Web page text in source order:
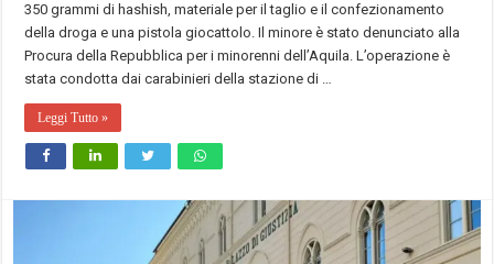
350 grammi di hashish, materiale per il taglio e il confezionamento
della droga e una pistola giocattolo. Il minore è stato denunciato alla
Procura della Repubblica per i minorenni dell’Aquila. L’operazione è
stata condotta dai carabinieri della stazione di …
Leggi Tutto »